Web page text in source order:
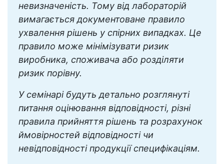
невизначеність. Тому від лабораторій
вимагається документоване правило
ухвалення рішень у спірних випадках. Це
правило може мінімізувати ризик
виробника, споживача або розділяти
ризик порівну.
У семінарі будуть детально розглянуті
питання оцінювання відповідності, різні
правила прийняття рішень та розрахунок
ймовірностей відповідності чи
невідповідності продукції специфікаціям.